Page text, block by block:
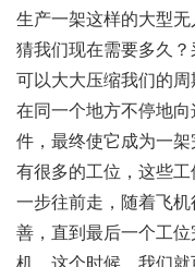
生产一架这样的大型
猜我们现在需要多久？
可以大大压缩我们的周
在同一个地方不停地
件，最终使它成为一
有很多的工位，这些
一步往前走，随着飞
善，直到最后一个工